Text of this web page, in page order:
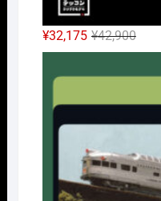
¥42,900元
の
価
で
し
た。
¥32,175
現
在
の
で
す。